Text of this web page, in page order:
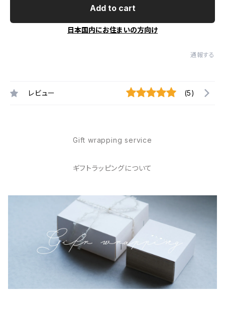
Add to cart
日本国内にお住まいの方向け
通報する
レビュー (5)
Gift wrapping service
ギフトラッピングについて